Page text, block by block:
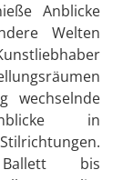
Anblicke
Welten
wechselnde
in
Ballett bis